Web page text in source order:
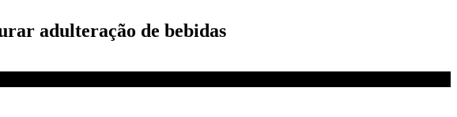
adulteração de bebidas